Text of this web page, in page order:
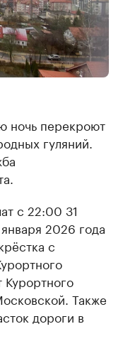
ночь перекроют
гуляний.
с 22:00 31
2026 года
с
Курортного
Также
дороги в